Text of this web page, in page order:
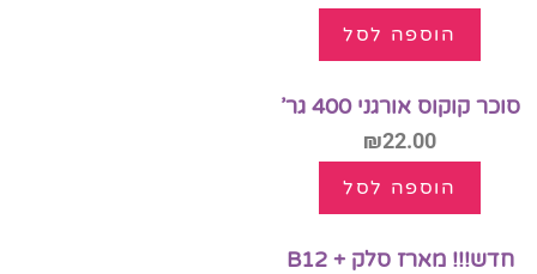
הוספה לסל
סוכר קוקוס אורגני 400 גר’
₪22.00
הוספה לסל
חדש!!! מארז סלק + B12